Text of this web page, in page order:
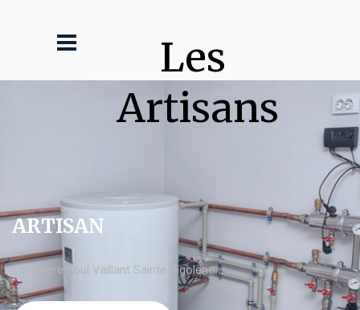
Les
Artisans
ARTISAN
chaudière fioul Vaillant Sainte Sigolène